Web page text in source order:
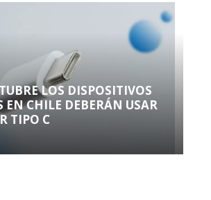
LOS DISPOSITIVOS
EN CHILE DEBERÁN USAR
TIPO C